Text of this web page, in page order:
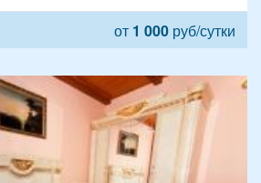
от 1 000 руб/сутки